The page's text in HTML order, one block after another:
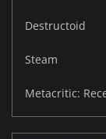
Destructoid
Steam
Metacritic: